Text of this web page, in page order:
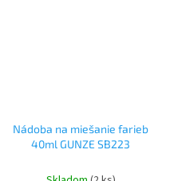
Nádoba na miešanie farieb
40ml GUNZE SB223